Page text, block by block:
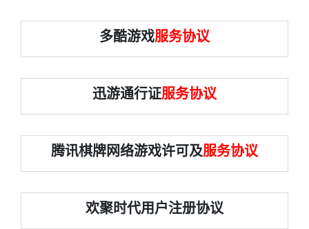
多酷游戏服务协议
迅游通行证服务协议
腾讯棋牌网络游戏许可及服务协议
欢聚时代用户注册协议